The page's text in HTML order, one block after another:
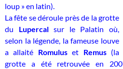
loup » en latin).
La fête se déroule près de la grotte
du Lupercalsur le Palatin où,
selon la légende, la fameuse louve
a allaité Romuluset Remus (la
grotte a été retrouvée en